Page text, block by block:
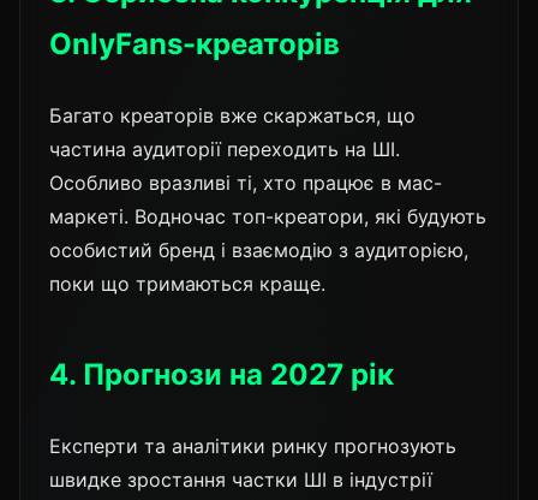
OnlyFans-креаторів
Багато креаторів вже скаржаться, що
частина аудиторії переходить на ШІ.
Особливо вразливі ті, хто працює в мас-
маркеті. Водночас топ-креатори, які будують
особистий бренд і взаємодію з аудиторією,
поки що тримаються краще.
4. Прогнози на 2027 рік
Експерти та аналітики ринку прогнозують
швидке зростання частки ШІ в індустрії